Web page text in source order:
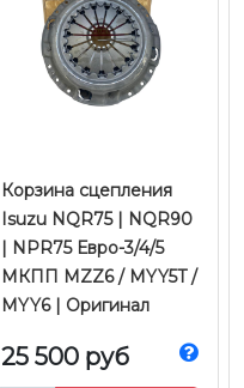
Корзина сцепления
Isuzu NQR75 | NQR90
| NPR75 Евро-3/4/5
МКПП MZZ6 / MYY5T /
MYY6 | Оригинал
25 500 руб